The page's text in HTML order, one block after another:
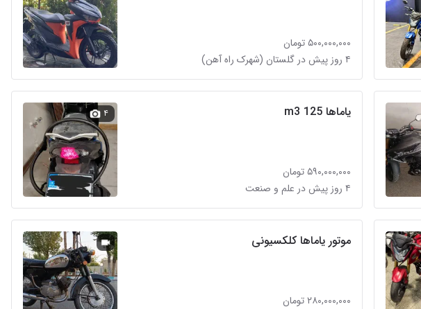
۵۰۰,۰۰۰,۰۰۰ تومان
۴ روز پیش در گلستان (شهرک راه آهن)
یاماها m3 125
۵۹۰,۰۰۰,۰۰۰ تومان
۴ روز پیش در علم و صنعت
۴
موتور یاماها کلکسیونی
۲۸۰,۰۰۰,۰۰۰ تومان